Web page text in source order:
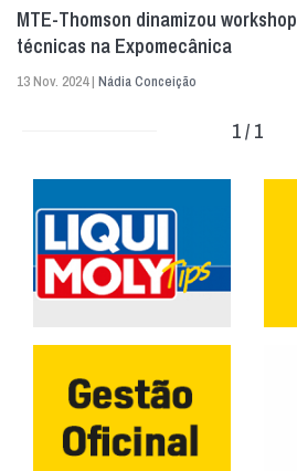
MTE-Thomson dinamizou
técnicas na Expomecânica
13 Nov. 2024 | Nádia Conceição
1 / 1